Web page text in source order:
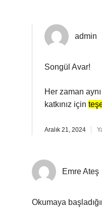
admin
Songül Avar!
Her zaman
katkınız için
Aralık 21, 2024
Emre Ateş
Okumaya